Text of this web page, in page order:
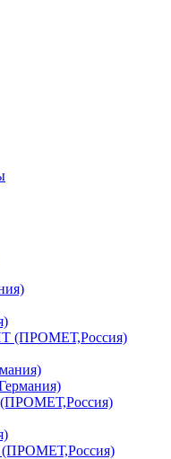
(ПРОМЕТ,Россия)